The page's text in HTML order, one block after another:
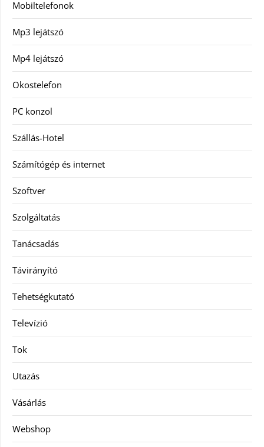
Mobiltelefonok
Mp3 lejátszó
Mp4 lejátszó
Okostelefon
PC konzol
Szállás-Hotel
Számítógép és internet
Szoftver
Szolgáltatás
Tanácsadás
Távirányító
Tehetségkutató
Televízió
Tok
Utazás
Vásárlás
Webshop